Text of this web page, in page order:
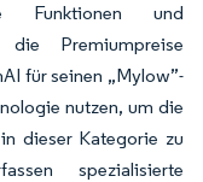
Funktionen und
die Premiumpreise
für seinen „Mylow”-
nutzen, um die
dieser Kategorie zu
spezialisierte